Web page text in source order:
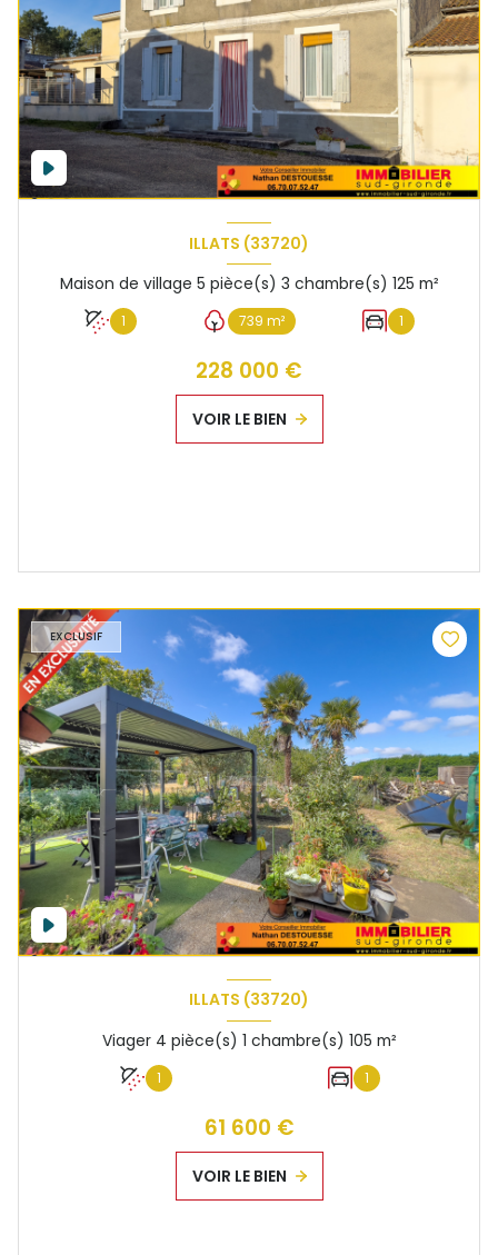
ILLATS (33720)
Maison de village 5 pièce(s) 3 chambre(s) 125 m²
1 739 m² 1
228 000 €
VOIR LE BIEN
EXCLUSIF
ILLATS (33720)
Viager 4 pièce(s) 1 chambre(s) 105 m²
1 1
61 600 €
VOIR LE BIEN